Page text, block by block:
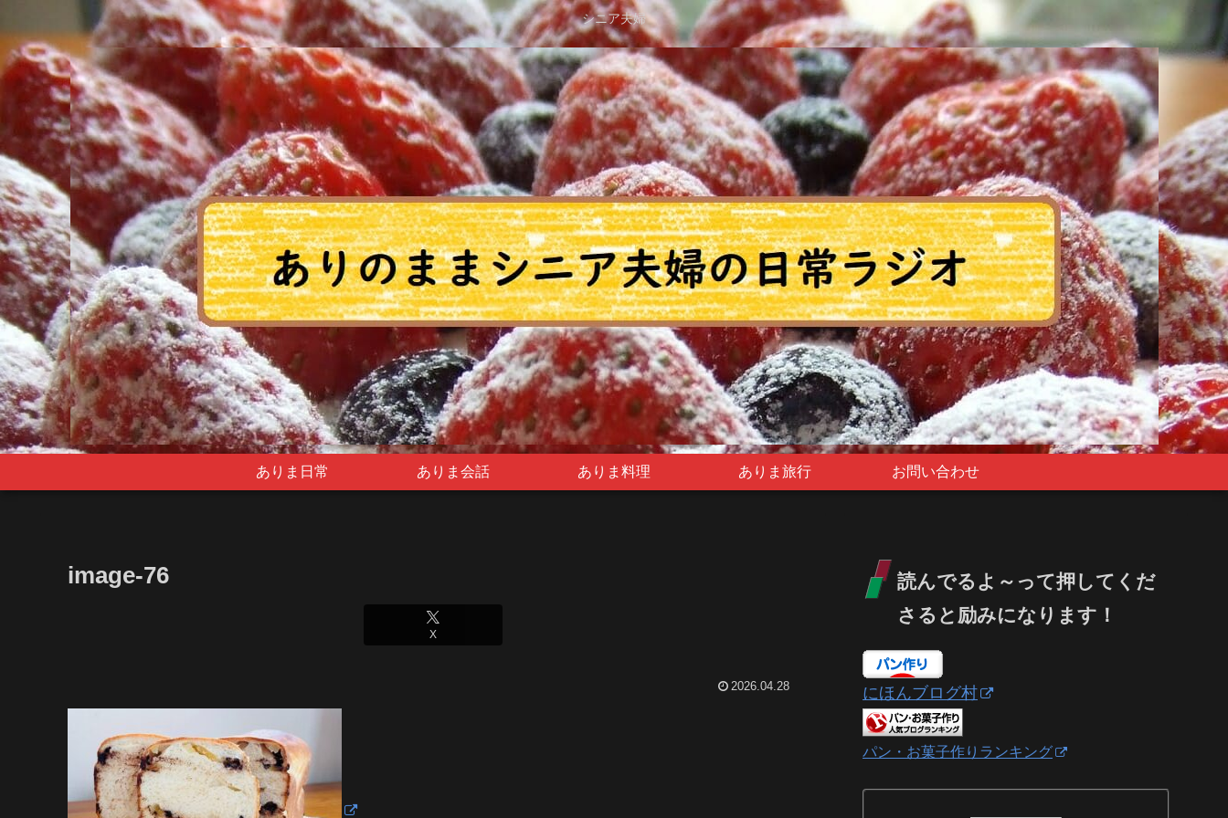
シニア夫婦
ありま日常 ありま会話 ありま料理 ありま旅行 お問い合わせ
image-76
X
2026.04.28
読んでるよ～って押してくだ
さると励みになります！
にほんブログ村
パン・お菓子作りランキング